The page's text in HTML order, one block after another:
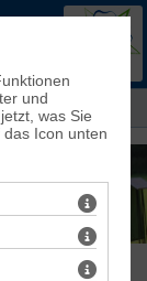
und
was Sie
Icon unten